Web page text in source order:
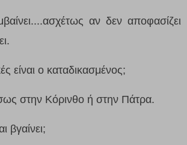
αν δεν αποφασίζει
είναι ο καταδικασμένος;
στην Κόρινθο ή στην Πάτρα.
βγαίνει;